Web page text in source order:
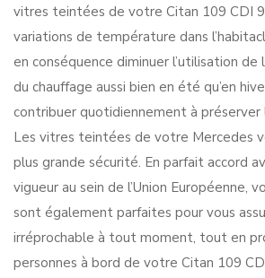
vitres teintées de votre Citan 109 CDI
variations de température dans
en conséquence diminuer l’utilisation
du chauffage aussi bien en été qu’en
contribuer quotidiennement à préserver
Les vitres teintées de votre Mercedes
plus grande sécurité. En parfait accord
vigueur au sein de l’Union Européenne,
sont également parfaites pour vous
irréprochable à tout moment, tout en
personnes à bord de votre Citan 109